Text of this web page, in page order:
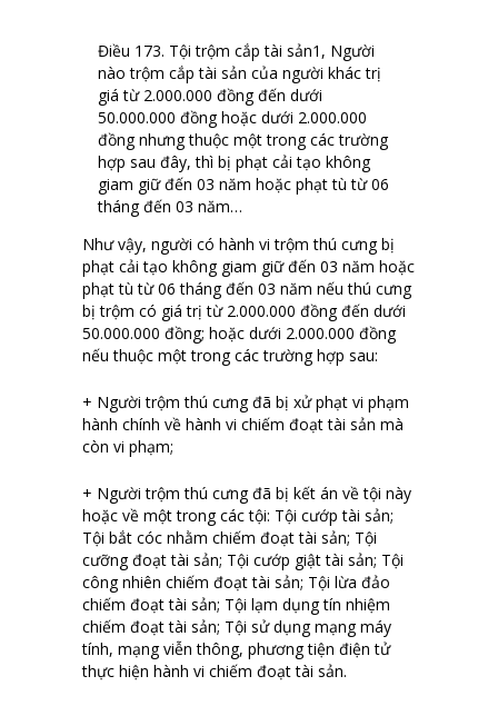
Điều 173. Tội trộm cắp tài sản1, Người
nào trộm cắp tài sản của người khác trị
giá từ 2.000.000 đồng đến dưới
50.000.000 đồng hoặc dưới 2.000.000
đồng nhưng thuộc một trong các trường
hợp sau đây, thì bị phạt cải tạo không
giam giữ đến 03 năm hoặc phạt tù từ 06
tháng đến 03 năm…
Như vậy, người có hành vi trộm thú cưng bị
phạt cải tạo không giam giữ đến 03 năm hoặc
phạt tù từ 06 tháng đến 03 năm nếu thú cưng
bị trộm có giá trị từ 2.000.000 đồng đến dưới
50.000.000 đồng; hoặc dưới 2.000.000 đồng
nếu thuộc một trong các trường hợp sau:
+ Người trộm thú cưng đã bị xử phạt vi phạm
hành chính về hành vi chiếm đoạt tài sản mà
còn vi phạm;
+ Người trộm thú cưng đã bị kết án về tội này
hoặc về một trong các tội: Tội cướp tài sản;
Tội bắt cóc nhằm chiếm đoạt tài sản; Tội
cưỡng đoạt tài sản; Tội cướp giật tài sản; Tội
công nhiên chiếm đoạt tài sản; Tội lừa đảo
chiếm đoạt tài sản; Tội lạm dụng tín nhiệm
chiếm đoạt tài sản; Tội sử dụng mạng máy
tính, mạng viễn thông, phương tiện điện tử
thực hiện hành vi chiếm đoạt tài sản.